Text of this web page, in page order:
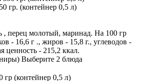
гр. (контейнер 0,5 л)
, перец молотый, маринад. На 100 гр
- 16,6 г ., жиров - 15,8 г., углеводов -
ценность - 215,2 ккал.
Выберите 2 блюда